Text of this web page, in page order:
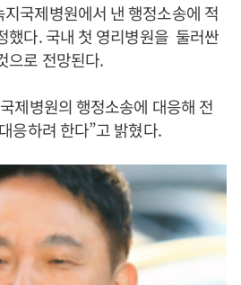
국제병원에서 낸 행정소송에 적
했다. 국내 첫 영리병원을 둘러싼
으로 전망된다.
제병원의 행정소송에 대응해 전
응하려 한다”고 밝혔다.